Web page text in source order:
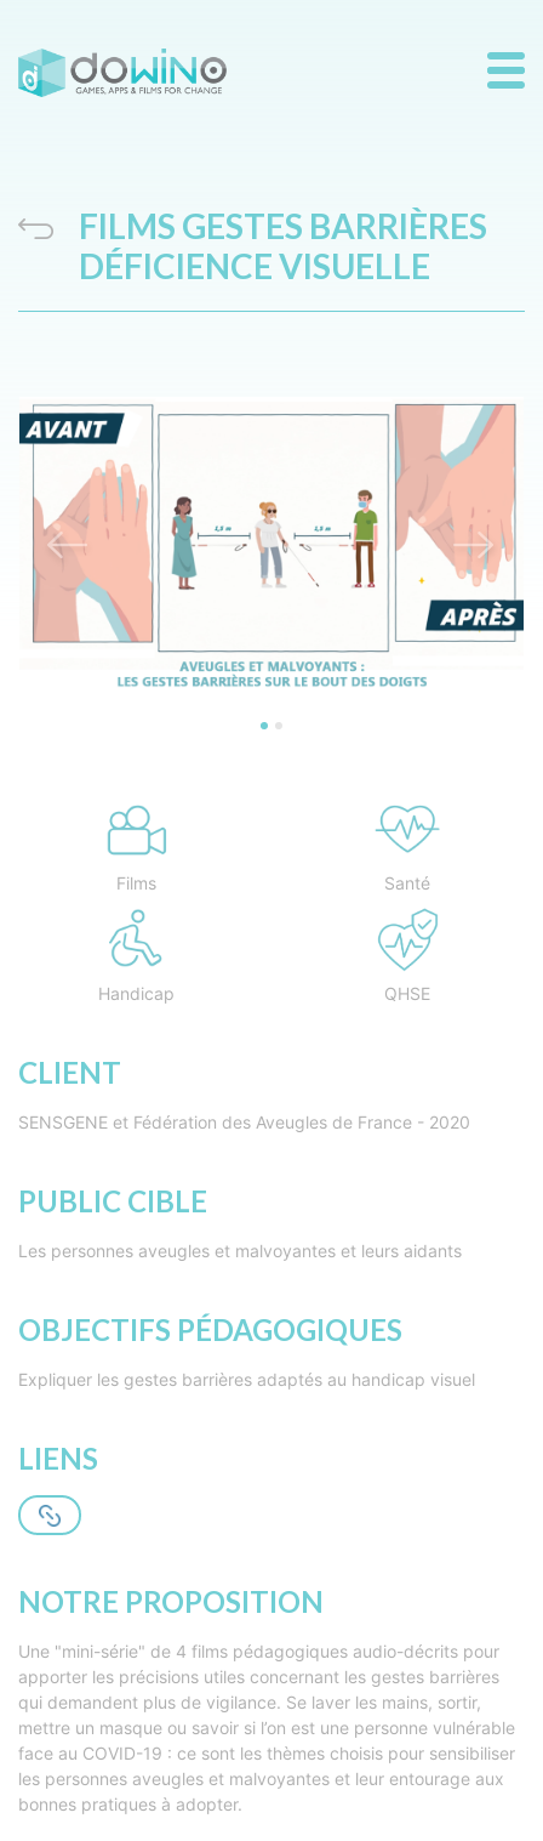
FILMS GESTES BARRIÈRES
DÉFICIENCE VISUELLE
Previous Next
Films Santé
Handicap QHSE
CLIENT
SENSGENE et Fédération des Aveugles de France - 2020
PUBLIC CIBLE
Les personnes aveugles et malvoyantes et leurs aidants
OBJECTIFS PÉDAGOGIQUES
Expliquer les gestes barrières adaptés au handicap visuel
LIENS
NOTRE PROPOSITION
Une "mini-série" de 4 films pédagogiques audio-décrits pour
apporter les précisions utiles concernant les gestes barrières
qui demandent plus de vigilance. Se laver les mains, sortir,
mettre un masque ou savoir si l’on est une personne vulnérable
face au COVID-19 : ce sont les thèmes choisis pour sensibiliser
les personnes aveugles et malvoyantes et leur entourage aux
bonnes pratiques à adopter.